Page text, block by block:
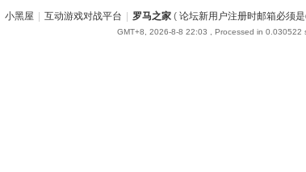
小黑屋 互动游戏对战平台 罗马之家 ( 论坛新用户注册时邮箱必须
GMT+8, 2026-8-8 22:03 , Processed in 0.030522